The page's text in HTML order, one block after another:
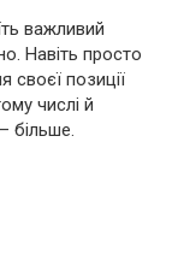
важливий
Навіть просто
своєї позиції
числі й
більше.